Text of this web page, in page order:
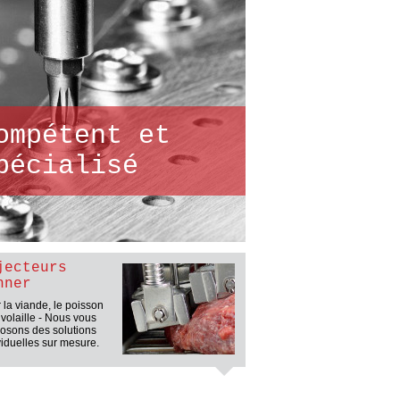
et
la viande, le poisson
- Nous vous
des solutions
sur mesure.